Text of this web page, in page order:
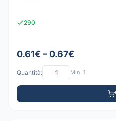
290
0.61€ – 0.67€
Quantità: Min: 1